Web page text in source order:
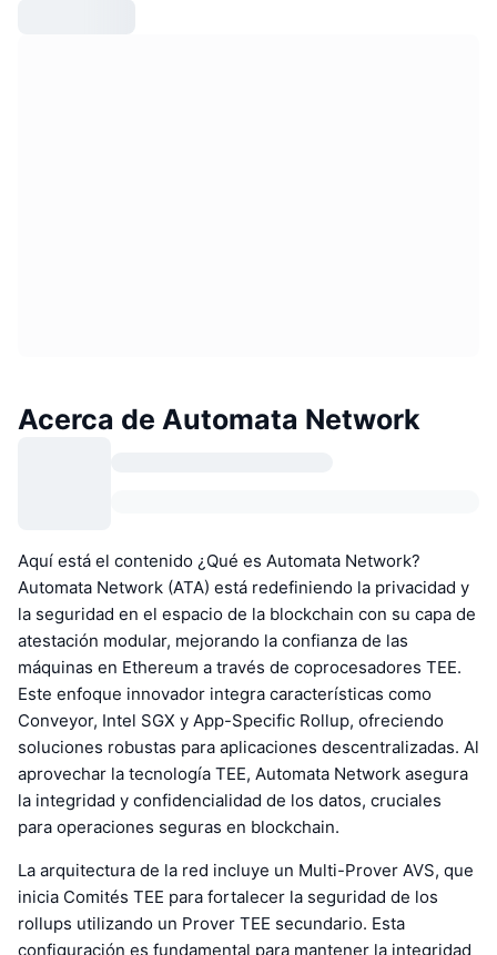
Acerca de Automata Network
Aquí está el contenido ¿Qué es Automata Network?
Automata Network (ATA) está redefiniendo la privacidad y
la seguridad en el espacio de la blockchain con su capa de
atestación modular, mejorando la confianza de las
máquinas en Ethereum a través de coprocesadores TEE.
Este enfoque innovador integra características como
Conveyor, Intel SGX y App-Specific Rollup, ofreciendo
soluciones robustas para aplicaciones descentralizadas. Al
aprovechar la tecnología TEE, Automata Network asegura
la integridad y confidencialidad de los datos, cruciales
para operaciones seguras en blockchain.
La arquitectura de la red incluye un Multi-Prover AVS, que
inicia Comités TEE para fortalecer la seguridad de los
rollups utilizando un Prover TEE secundario. Esta
configuración es fundamental para mantener la integridad